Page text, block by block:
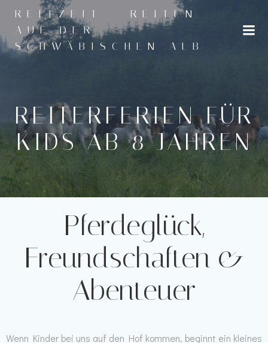
Inhalt
springen
REITZEIT - REITEN
AUF DER
SCHWÄBISCHEN ALB
REITERFERIEN FÜR
KIDS AB 8 JAHREN
Pferdeglück,
Freundschaften &
Abenteuer
Wenn Kinder bei uns auf den Hof kommen, beginnt ein kleines